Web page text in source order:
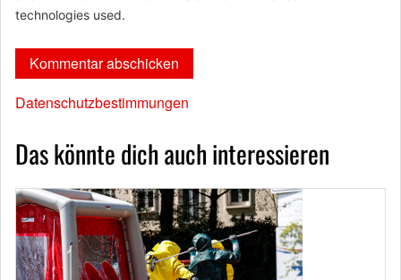
technologies used.
Datenschutzbestimmungen
Das könnte dich auch interessieren